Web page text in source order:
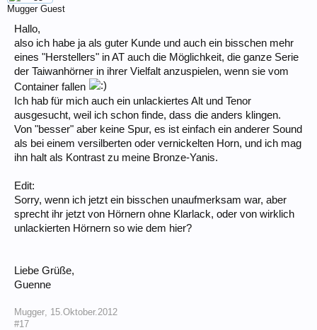
Mugger Guest
Hallo,
also ich habe ja als guter Kunde und auch ein bisschen mehr
eines "Herstellers" in AT auch die Möglichkeit, die ganze Serie
der Taiwanhörner in ihrer Vielfalt anzuspielen, wenn sie vom
Container fallen
Ich hab für mich auch ein unlackiertes Alt und Tenor
ausgesucht, weil ich schon finde, dass die anders klingen.
Von "besser" aber keine Spur, es ist einfach ein anderer Sound
als bei einem versilberten oder vernickelten Horn, und ich mag
ihn halt als Kontrast zu meine Bronze-Yanis.
Edit:
Sorry, wenn ich jetzt ein bisschen unaufmerksam war, aber
sprecht ihr jetzt von Hörnern ohne Klarlack, oder von wirklich
unlackierten Hörnern so wie dem hier?
Liebe Grüße,
Guenne
Mugger 15.Oktober.2012
#17